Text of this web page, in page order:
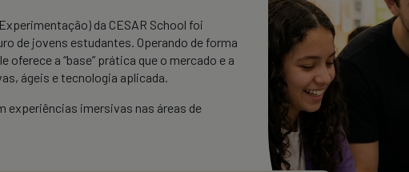
da CESAR School foi
de jovens estudantes. Operando de forma
a “base” prática que o mercado e a
ágeis e tecnologia aplicada.
experiências imersivas nas áreas de